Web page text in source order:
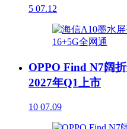
5 07.12
OPPO Find N7阔
2027年Q1上市
10 07.09